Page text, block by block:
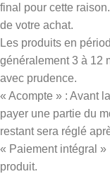
final pour cette
de votre achat.
Les produits en
généralement 3 à 12
avec prudence.
« Acompte » : Avant
payer une partie du
restant sera réglé
« Paiement intégral »
produit.